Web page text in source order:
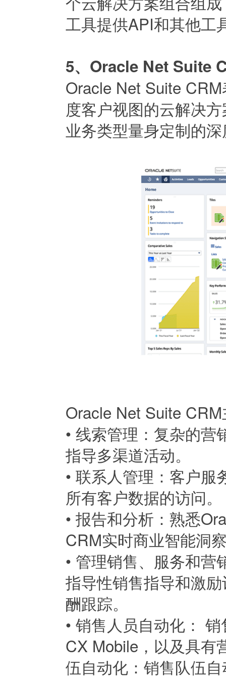
工具提供API和其他工
5、Oracle Net Suite
Oracle Net Suite
度客户视图的云解决
业务类型量身定制的
Oracle Net Suite
• 线索管理：复杂的营
指导多渠道活动。
• 联系人管理：客户服
所有客户数据的访问。
• 报告和分析：熟悉
CRM实时商业智能洞
• 管理销售、服务和营
指导性销售指导和激
酬跟踪。
• 销售人员自动化：
CX Mobile，以及具有
伍自动化：销售队伍